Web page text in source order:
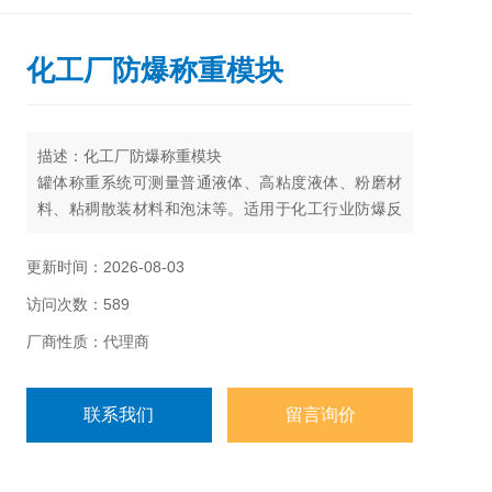
化工厂防爆称重模块
描述：化工厂防爆称重模块
罐体称重系统可测量普通液体、高粘度液体、粉磨材
料、粘稠散装材料和泡沫等。适用于化工行业防爆反
称重系、食品行业反应釜称重系统、玻璃行业配料称
• 容量：200kg、300kg、500kg、750kg、1t、1.5t、
2t、3t、5t、7.5t、10t、15t、20t、25t；
更新时间：2026-08-03
访问次数：589
厂商性质：代理商
联系我们 留言询价